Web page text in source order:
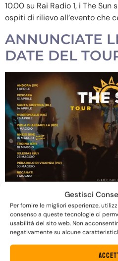
Gestisci
Per fornire le migliori esperienze,
consenso a queste tecnologie ci
usabilità del sito web. Non
negativamente su alcune
10.00 su Rai Radio 1, i The
ospiti di rilievo all’evento che
ANNUNCIATE
DATE DEL
Dopo aver concluso il 2023
album dal vivo “Grazie per
con l’evento “Capodanno di
Sun hanno annunciato le
2024. Con la loro musica di